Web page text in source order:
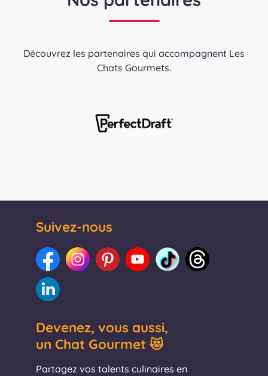
Découvrez les partenaires qui accompagnent Les
Chats Gourmets.
Suivez-nous
Devenez, vous aussi,
un Chat Gourmet 😻
Partagez vos talents culinaires en